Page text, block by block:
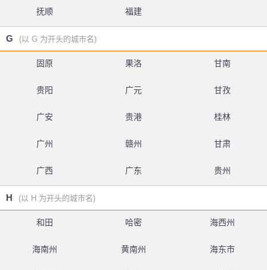
抚顺 福建
G (以 G 为开头的城市名)
固原 果洛 甘南
贵阳 广元 甘孜
广安 贵港 桂林
广州 赣州 甘肃
广西 广东 贵州
H (以 H 为开头的城市名)
和田 哈密 海西州
海南州 黄南州 海东市